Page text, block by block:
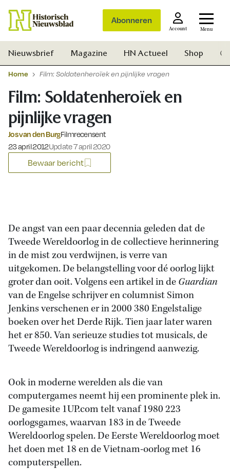
Abonneren
Account Menu
Nieuwsbrief Magazine HN Actueel Shop
Home Film: Soldatenheroïek en pijnlijke vragen
Film: Soldatenheroïek en
pijnlijke vragen
Jos van den BurgFilmrecensent
Gepubliceerd op:
23 april 2012Update 7 april 2020
Bewaar bericht
De angst van een paar decennia geleden dat de
Tweede Wereldoorlog in de collectieve herinnering
in de mist zou verdwijnen, is verre van
uitgekomen. De belangstelling voor dé oorlog lijkt
groter dan ooit. Volgens een artikel in deGuardian
van de Engelse schrijver en columnist Simon
Jenkins verschenen er in 2000 380 Engelstalige
boeken over het Derde Rijk. Tien jaar later waren
het er 850. Van serieuze studies tot musicals, de
Tweede Wereldoorlog is indringend aanwezig.
Ook in moderne werelden als die van
computergames neemt hij een prominente plek in.
De gamesite 1UP.com telt vanaf 1980 223
oorlogsgames, waarvan 183 in de Tweede
Wereldoorlog spelen. De Eerste Wereldoorlog moet
het doen met 18 en de Vietnam-oorlog met 16
computerspellen.